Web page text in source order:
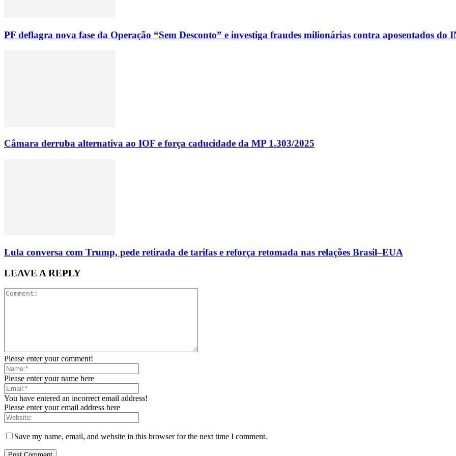
PF deflagra nova fase da Operação “Sem Desconto” e investiga fraudes milionárias contra aposentados do
Câmara derruba alternativa ao IOF e força caducidade da MP 1.303/2025
Lula conversa com Trump, pede retirada de tarifas e reforça retomada nas relações Brasil–EUA
LEAVE A REPLY
Please enter your comment!
Please enter your name here
You have entered an incorrect email address!
Please enter your email address here
Save my name, email, and website in this browser for the next time I comment.